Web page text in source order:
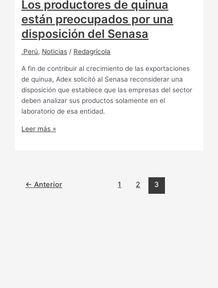
Los productores de quinua
están preocupados por una
disposición del Senasa
.Perú, Noticias / Redagrícola
A fin de contribuir al crecimiento de las exportaciones
de quinua, Adex solicitó al Senasa reconsiderar una
disposición que establece que las empresas del sector
deben analizar sus productos solamente en el
laboratorio de esa entidad.
Leer más »
← Anterior 1 2 3